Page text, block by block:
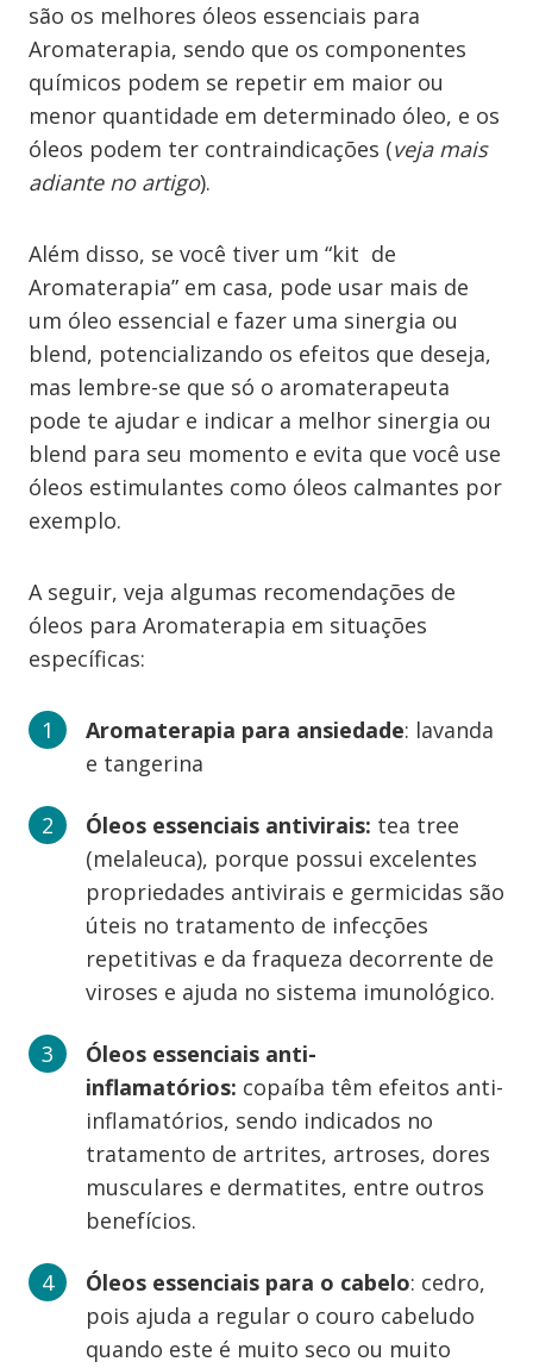
são os melhores óleos essenciais para
Aromaterapia, sendo que os componentes
químicos podem se repetir em maior ou
menor quantidade em determinado óleo, e os
óleos podem ter contraindicações (veja mais
adiante no artigo).
Além disso, se você tiver um “kit de
Aromaterapia” em casa, pode usar mais de
um óleo essencial e fazer uma sinergia ou
blend, potencializando os efeitos que deseja,
mas lembre-se que só o aromaterapeuta
pode te ajudar e indicar a melhor sinergia ou
blend para seu momento e evita que você use
óleos estimulantes como óleos calmantes por
exemplo.
A seguir, veja algumas recomendações de
óleos para Aromaterapia em situações
específicas:
Aromaterapia para ansiedade: lavanda
e tangerina
Óleos essenciais antivirais: tea tree
(melaleuca), porque possui excelentes
propriedades antivirais e germicidas são
úteis no tratamento de infecções
repetitivas e da fraqueza decorrente de
viroses e ajuda no sistema imunológico.
Óleos essenciais anti-
inflamatórios: copaíba têm efeitos anti-
inflamatórios, sendo indicados no
tratamento de artrites, artroses, dores
musculares e dermatites, entre outros
benefícios.
Óleos essenciais para o cabelo: cedro,
pois ajuda a regular o couro cabeludo
quando este é muito seco ou muito